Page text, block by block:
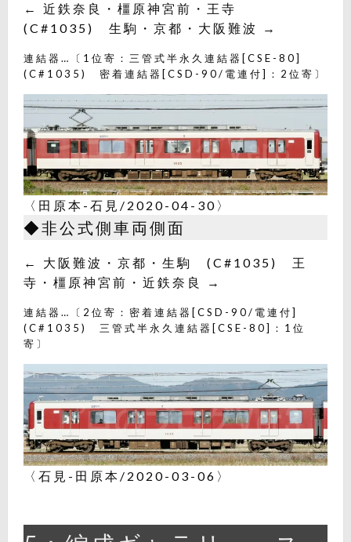
← 近鉄奈良・橿原神宮前・王寺
(C#1035) 生駒・京都・大阪難波 →
連結器…〔1位寄：三管式半永久連結器[CSE-80]
(C#1035) 密着連結器[CSD-90/電連付]：2位寄〕
〈田原本-石見/2020-04-30〉
◆非公式側車両側面
← 大阪難波・京都・生駒 (C#1035) 王
寺・橿原神宮前・近鉄奈良 →
連結器…〔2位寄：密着連結器[CSD-90/電連付]
(C#1035) 三管式半永久連結器[CSE-80]：1位
寄〕
〈石見-田原本/2020-03-06〉